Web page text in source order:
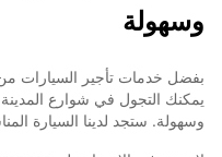
وسهولة
يمكنك التجول في شوارع المدينة
وسهولة. ستجد لدينا السيارة